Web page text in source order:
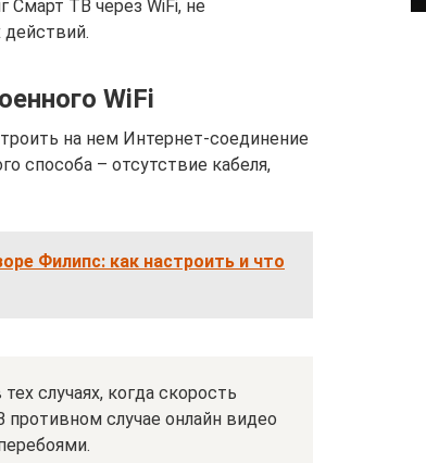
Смарт ТВ через WiFi, не
действий.
WiFi
на нем Интернет-соединение
способа – отсутствие кабеля,
Филипс: как настроить и что
случаях, когда скорость
противном случае онлайн видео